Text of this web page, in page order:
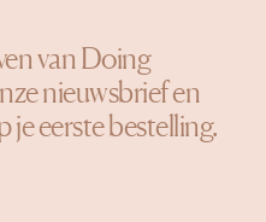
van Doing
nieuwsbrief en
eerste bestelling.